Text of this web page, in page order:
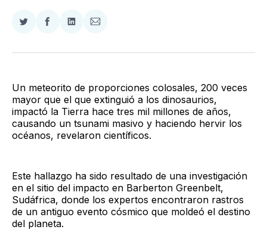
Compartir
Twitter
Compartir
Facebook
Compartir
LinkedIn
Compartir
Email
Un meteorito de proporciones colosales, 200 veces
mayor que el que extinguió a los dinosaurios,
impactó la Tierra hace tres mil millones de años,
causando un tsunami masivo y haciendo hervir los
océanos, revelaron científicos.
Este hallazgo ha sido resultado de una investigación
en el sitio del impacto en Barberton Greenbelt,
Sudáfrica, donde los expertos encontraron rastros
de un antiguo evento cósmico que moldeó el destino
del planeta.